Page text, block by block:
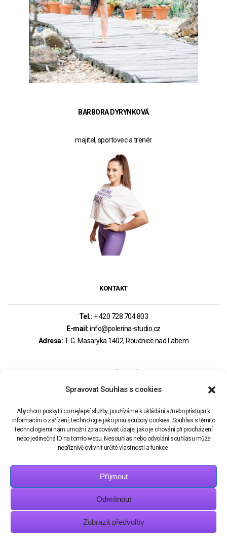
Spravovat Souhlas s cookies
Abychom poskytli co nejlepší služby, používáme k ukládání a/nebo přístupu k
informacím o zařízení, technologie jako jsou soubory cookies. Souhlas s těmito
technologiemi nám umožní zpracovávat údaje, jako je chování při procházení
nebo jedinečná ID na tomto webu. Nesouhlas nebo odvolání souhlasu může
nepříznivě ovlivnit určité vlastnosti a funkce.
Příjmout
Odmítnout
Zobrazit předvolby
Profesionální studio vzdušné akrobacie, tance & fitness. Nabízíme kurzy
BARBORA DYRYNKOVÁ
majitel, sportovec a trenér
KONTAKT
Tel.: + 420 728 704 803
E-mail:info@polerina-studio.cz
Adresa:T. G. Masaryka 1402, Roudnice nad Labem
PRAVIDLA REZERVACÍ – OBCHODNÍ PODMÍNKY
REZERVAČNÍ SYSTÉM